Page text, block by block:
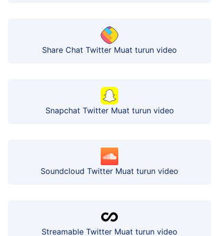
Share Chat Twitter Muat turun video
Snapchat Twitter Muat turun video
Soundcloud Twitter Muat turun video
Streamable Twitter Muat turun video